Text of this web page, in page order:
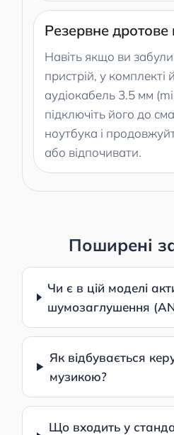
Резервне дротове
Навіть якщо ви
пристрій, у комплекті
аудіокабель 3.5 мм
підключіть його до
ноутбука і
або відпочивати.
Поширені
Чи є в цій моделі
шумозаглушення
Як відбувається
музикою?
Що входить у